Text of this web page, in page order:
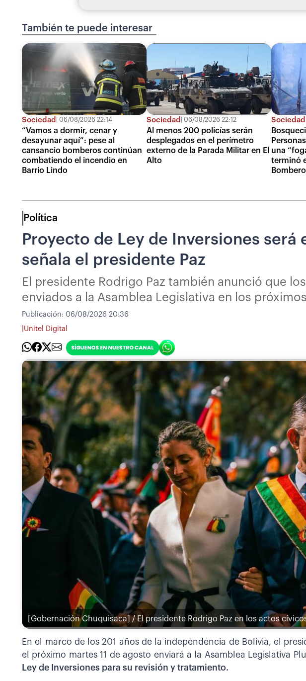
También te puede interesar
Sociedad 06/08/2026 22:14
“Vamos a dormir, cenar y
desayunar aquí”: pese al
cansancio bomberos continúan
combatiendo el incendio en
Barrio Lindo
Sociedad 06/08/2026 22:12
Al menos 200 policías serán
desplegados en el perímetro
externo de la Parada Militar en El
Alto
Sociedad
una
terminó
Política
Proyecto de Ley de Inversiones
señala el presidente Paz
El presidente Rodrigo Paz también anunció que
enviados a la Asamblea Legislativa en los
Publicación: 06/08/2026 20:36
Unitel Digital
[Gobernación Chuquisaca] / El presidente Rodrigo Paz en los actos
En el marco de los 201 años de la independencia de Bolivia, el
el próximo martes 11 de agosto enviará a la Asamblea Legislativa
Ley de Inversiones para su revisión y tratamiento.